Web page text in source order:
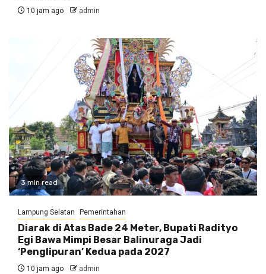
10 jam ago admin
3 min read
Lampung Selatan Pemerintahan
Diarak di Atas Bade 24 Meter, Bupati Radityo
Egi Bawa Mimpi Besar Balinuraga Jadi
‘Penglipuran’ Kedua pada 2027
10 jam ago admin